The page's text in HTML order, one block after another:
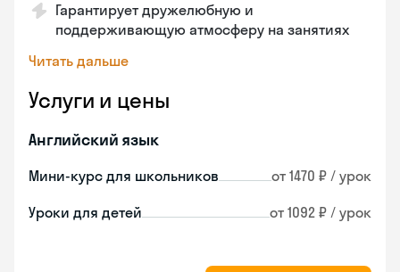
Гарантирует дружелюбную и
поддерживающую атмосферу на занятиях
Читать дальше
Услуги и цены
Английский язык
Мини-курс для школьников от 1470 ₽ / урок
Уроки для детей от 1092 ₽ / урок